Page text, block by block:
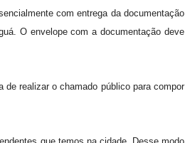
com entrega da documentação
O envelope com a documentação deve
de realizar o chamado público para compor